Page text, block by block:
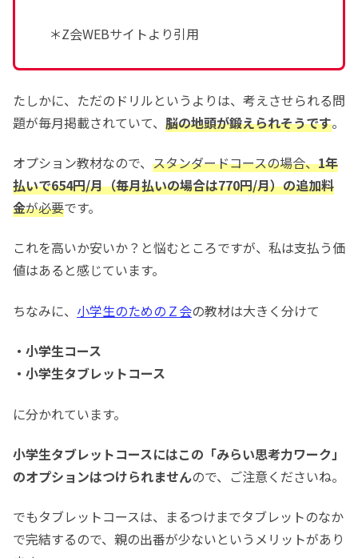
＊Z会WEBサイトより引用
たしかに、ただのドリルというよりは、考えさせられる問
題が毎月掲載されていて、 脳の地頭が鍛えられそうです。
オプション教材なので、 スタンダードコースの場合、1年
払いで654円/月（毎月払いの場合は770円/月）の追加料
金が必要です。
これを高いか安いか？と悩むところですが、私は支払う価
値はあると感じています。
ちなみに、 小学生のためのＺ会の教材は大きく分けて
・小学生コース
・小学生タブレットコース
に分かれています。
小学生タブレットコースにはこの「みらい思考力ワーク」
のオプションはつけられませんので、ご注意くださいね。
でもタブレットコースは、まるつけまでタブレットのなか
で完結するので、親の出番が少ないというメリットがあり